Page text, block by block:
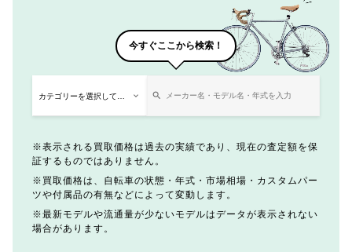
今すぐここから検索！
表示される買取価格は過去の実績であり、現在の査定額を保
証するものではありません。
買取価格は、自転車の状態・年式・市場相場・カスタムパー
ツや付属品の有無などによって変動します。
最新モデルや流通量が少ないモデルはデータが表示されない
場合があります。